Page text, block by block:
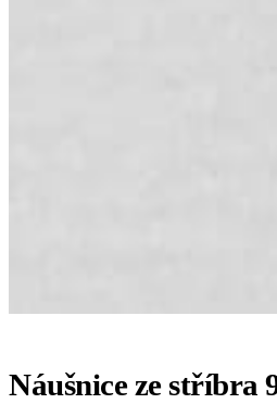
Náušnice ze stříbra